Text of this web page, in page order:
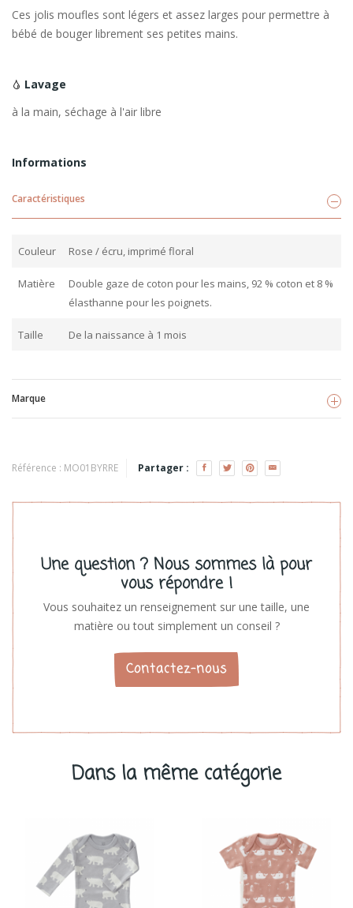
Ces jolis moufles sont légers et assez larges pour permettre à
bébé de bouger librement ses petites mains.
Lavage
à la main, séchage à l'air libre
Informations
Caractéristiques
Couleur Rose / écru, imprimé floral
Matière
Double gaze de coton pour les mains, 92 % coton et 8 %
élasthanne pour les poignets.
Taille De la naissance à 1 mois
Marque
Voir les produits
Référence : MO01BYRRE Partager :
Une question ? Nous sommes là pour
vous répondre !
Vous souhaitez un renseignement sur une taille, une
matière ou tout simplement un conseil ?
Contactez-nous
Dans la même catégorie